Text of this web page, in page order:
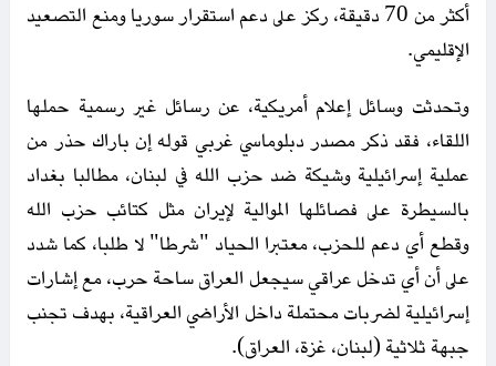
أكثر من 70 دقيقة، ركز على دعم استقرار سوريا ومنع التصعيد
الإقليمي.​
وتحدثت وسائل إعلام أمريكية، عن رسائل غير رسمية حملها
اللقاء، فقد ذكر مصدر دبلوماسي غربي قوله إن باراك حذر من
عملية إسرائيلية وشيكة ضد حزب الله في لبنان، مطالبا بغداد
بالسيطرة على فصائلها الموالية لإيران مثل كتائب حزب الله
وقطع أي دعم للحزب، معتبرا الحياد "شرطا" لا طلبا، كما شدد
على أن أي تدخل عراقي سيجعل العراق ساحة حرب، مع إشارات
إسرائيلية لضربات محتملة داخل الأراضي العراقية، بهدف تجنب
جبهة ثلاثية (لبنان، غزة، العراق).​